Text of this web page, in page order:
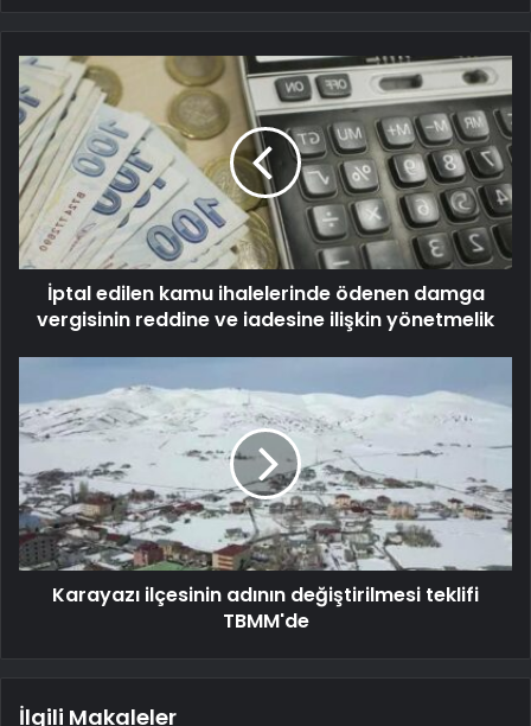
İptal edilen kamu ihalelerinde ödenen damga
vergisinin reddine ve iadesine ilişkin yönetmelik
Karayazı ilçesinin adının değiştirilmesi teklifi
TBMM'de
İlgili Makaleler